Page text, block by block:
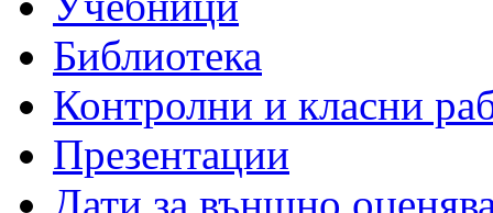
Библиотека
Контролни и класни
Презентации
Дати за външно